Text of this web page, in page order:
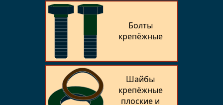
Болты
крепёжные
Шайбы
крепёжные
плоские и